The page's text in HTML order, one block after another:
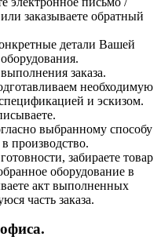
заказываете обратный
детали Вашей
заказа.
необходимую
и эскизом.
выбранному способу
производство.
забираете товар
оборудование в
акт выполненных
часть заказа.